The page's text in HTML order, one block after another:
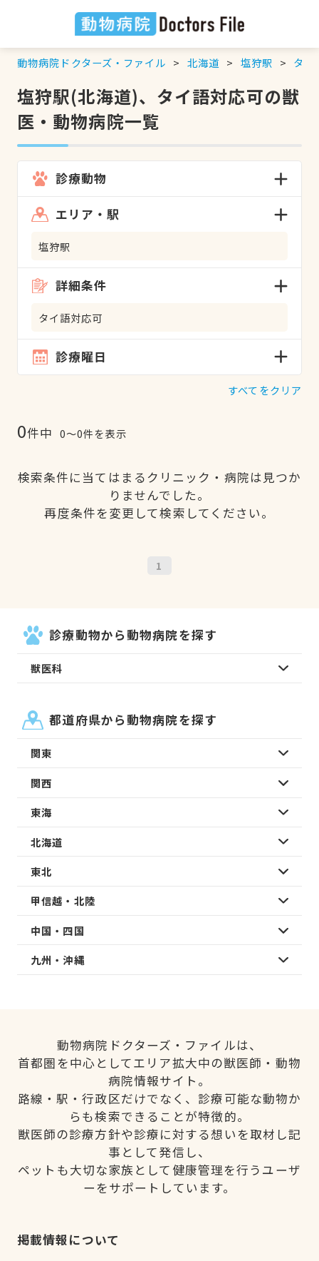
動物病院ドクターズ・ファイル 北海道 塩狩駅 タイ
塩狩駅(北海道)、タイ語対応可の獣
医・動物病院一覧
診療動物
エリア・駅
塩狩駅
詳細条件
タイ語対応可
診療曜日
すべてをクリア
0件中 0〜0件を表示
検索条件に当てはまるクリニック・病院は見つか
りませんでした。
再度条件を変更して検索してください。
1
診療動物から動物病院を探す
獣医科
都道府県から動物病院を探す
関東
関西
東海
北海道
東北
甲信越・北陸
中国・四国
九州・沖縄
動物病院ドクターズ・ファイルは、
首都圏を中心としてエリア拡大中の獣医師・動物
病院情報サイト。
路線・駅・行政区だけでなく、診療可能な動物か
らも検索できることが特徴的。
獣医師の診療方針や診療に対する想いを取材し記
事として発信し、
ペットも大切な家族として健康管理を行うユーザ
ーをサポートしています。
掲載情報について